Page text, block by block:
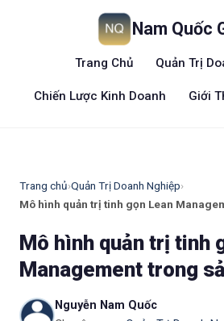
Nam Quốc
Trang Chủ Quản Trị
Chiến Lược Kinh Doanh Giới
Trang chủ›Quản Trị Doanh Nghiệp›
Mô hình quản trị tinh gọn Lean
Mô hình quản trị tinh
Management trong
Nguyễn Nam Quốc